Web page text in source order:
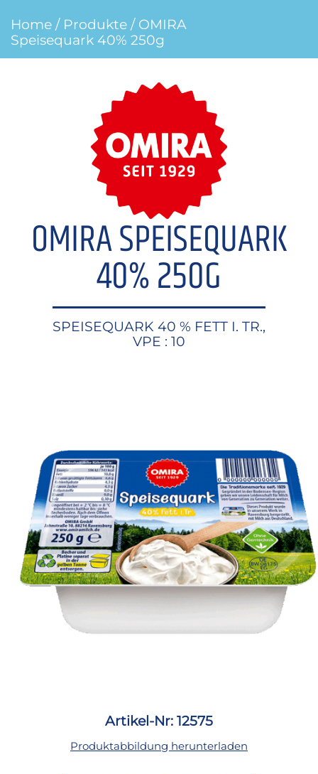
Home / Produkte / OMIRA
Speisequark 40% 250g
OMIRA SPEISEQUARK
40% 250G
SPEISEQUARK 40 % FETT I. TR.,
VPE : 10
Artikel-Nr: 12575
Produktabbildung herunterladen